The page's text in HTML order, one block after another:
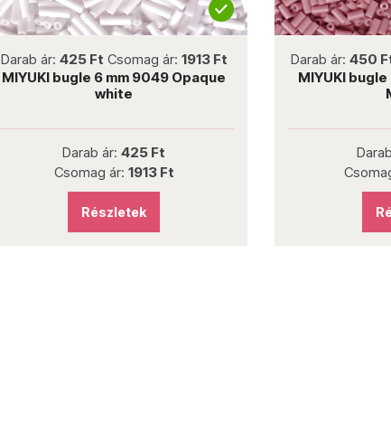
Darab ár: 425 Ft Csomag ár: 1913 Ft
MIYUKI bugle 6 mm 9049 Opaque
white
Darab ár: 425 Ft
Csomag ár: 1913 Ft
Részletek
Darab ár: 450
MIYUKI